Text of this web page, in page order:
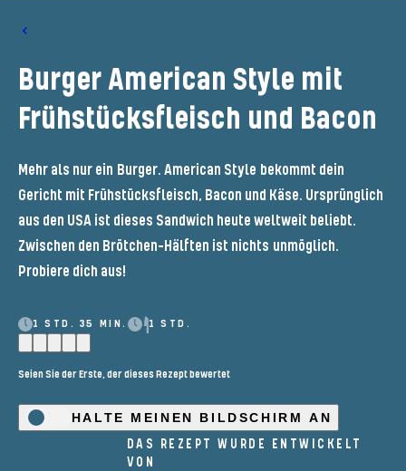
Burger American Style mit
Frühstücksfleisch und Bacon
Mehr als nur ein Burger. American Style bekommt dein
Gericht mit Frühstücksfleisch, Bacon und Käse. Ursprünglich
aus den USA ist dieses Sandwich heute weltweit beliebt.
Zwischen den Brötchen-Hälften ist nichts unmöglich.
Probiere dich aus!
1 STD. 35 MIN. 1 STD.
Seien Sie der Erste, der dieses Rezept bewertet
HALTE MEINEN BILDSCHIRM AN
DAS REZEPT WURDE ENTWICKELT
VON